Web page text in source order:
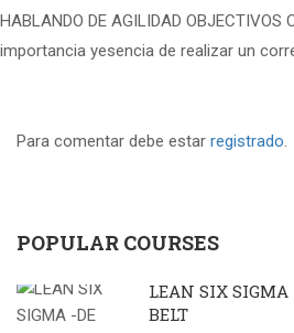
HABLANDO DE AGILIDAD
importancia yesencia de realizar un
Para comentar debe estar registrado.
POPULAR COURSES
LEAN SIX SIGMA
BELT